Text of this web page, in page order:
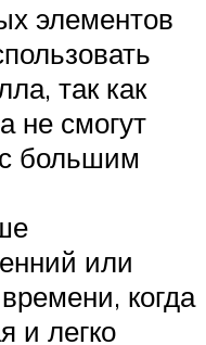
элементов
так как
не смогут
большим
или
когда
и легко